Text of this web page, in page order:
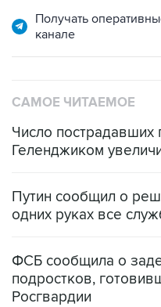
Получать
канале
САМОЕ ЧИТАЕМОЕ
Число
Геленджиком
Путин сообщил о
одних руках все
ФСБ сообщила о
подростков,
Росгвардии